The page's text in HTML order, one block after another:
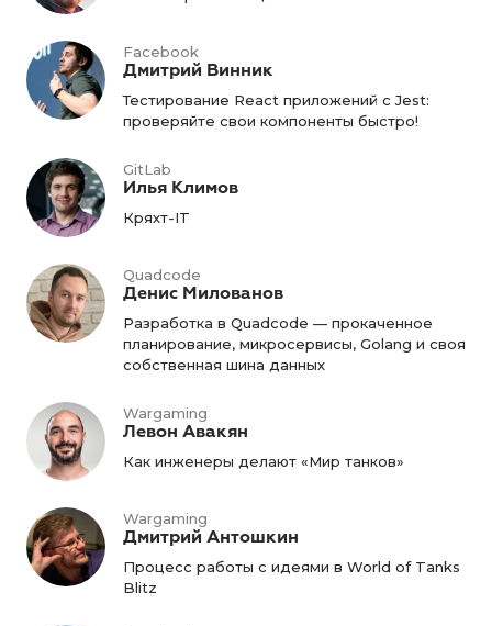
Facebook
Дмитрий Винник
Тестирование React приложений c Jest:
проверяйте свои компоненты быстро!
GitLab
Илья Климов
Кряхт-IT
Quadcode
Денис Милованов
Разработка в Quadcode — прокаченное
планирование, микросервисы, Golang и своя
собственная шина данных
Wargaming
Левон Авакян
Как инженеры делают «Мир танков»
Wargaming
Дмитрий Антошкин
Процесс работы с идеями в World of Tanks
Blitz